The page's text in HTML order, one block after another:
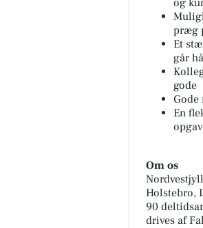
præg
Et
går
gode
En
Om os
Holstebro,
90
drives af